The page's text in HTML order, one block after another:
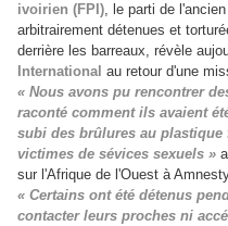
ivoirien (FPI), le parti de
arbitrairement détenues et
derrière les barreaux, révèle
International au retour d'une
« Nous avons pu rencontrer
raconté comment ils avaient
subi des brûlures au plastique
victimes de sévices sexuels »
sur l'Afrique de l'Ouest à
« Certains ont été détenus
contacter leurs proches ni